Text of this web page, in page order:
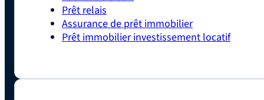
Prêt relais
Assurance de prêt immobilier
Prêt immobilier investissement locatif